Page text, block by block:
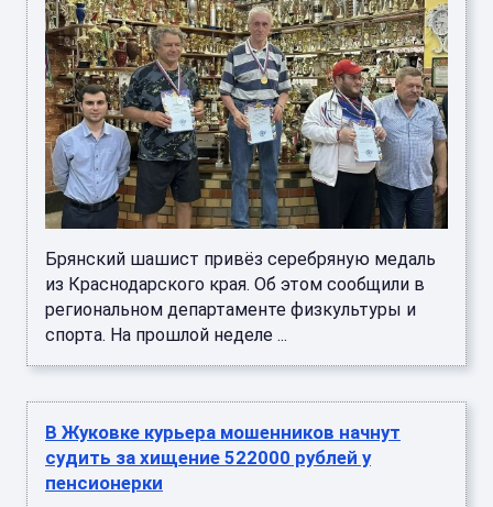
Брянский шашист привёз серебряную медаль
из Краснодарского края. Об этом сообщили в
региональном департаменте физкультуры и
спорта. На прошлой неделе ...
В Жуковке курьера мошенников начнут
судить за хищение 522000 рублей у
пенсионерки